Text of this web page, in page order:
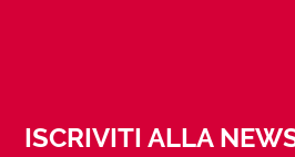
ISCRIVITI ALLA